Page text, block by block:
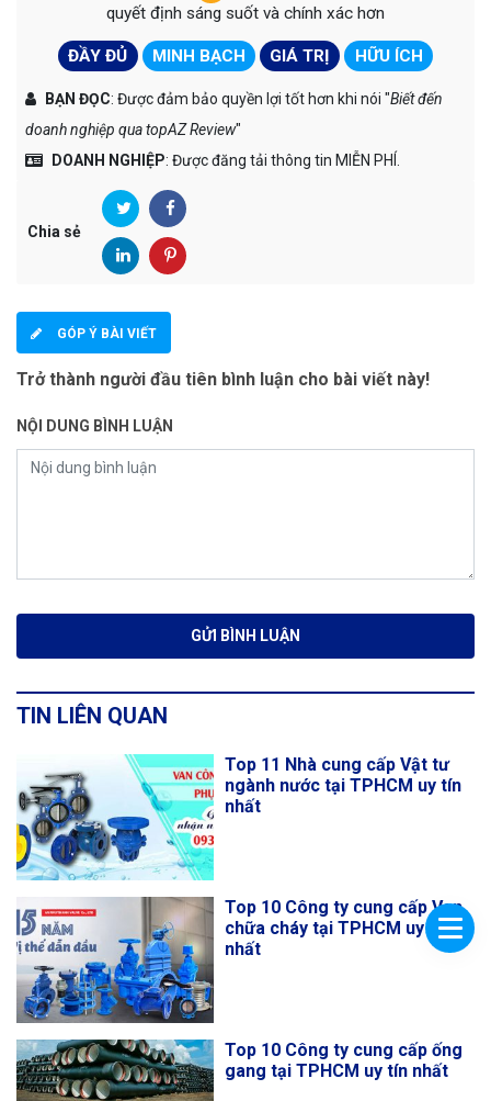
quyết định sáng suốt và chính xác hơn
ĐẦY ĐỦ MINH BẠCH GIÁ TRỊ HỮU ÍCH
BẠN ĐỌC: Được đảm bảo quyền lợi tốt hơn khi nói "Biết đến
doanh nghiệp qua topAZ Review"
DOANH NGHIỆP: Được đăng tải thông tin MIỄN PHÍ.
Chia sẻ
GÓP Ý BÀI VIẾT
Trở thành người đầu tiên bình luận cho bài viết này!
NỘI DUNG BÌNH LUẬN
TIN LIÊN QUAN
Top 11 Nhà cung cấp Vật tư
ngành nước tại TPHCM uy tín
nhất
Top 10 Công ty cung cấp Van
chữa cháy tại TPHCM uy tín
nhất
Top 10 Công ty cung cấp ống
gang tại TPHCM uy tín nhất